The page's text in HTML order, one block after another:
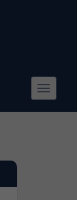
Toggle